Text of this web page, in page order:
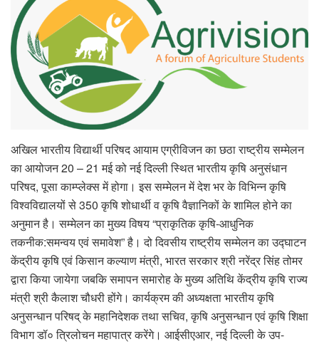
अखिल भारतीय विद्यार्थी परिषद आयाम एग्रीविजन का छठा राष्ट्रीय सम्मेलन
का आयोजन 20 – 21 मई को नई दिल्ली स्थित भारतीय कृषि अनुसंधान
परिषद, पूसा काम्प्लेक्स में होगा। इस सम्मेलन में देश भर के विभिन्न कृषि
विश्वविद्यालयों से 350 कृषि शोधार्थी व कृषि वैज्ञानिकों के शामिल होने का
अनुमान है। सम्मेलन का मुख्य विषय “प्राकृतिक कृषि-आधुनिक
तकनीक:समन्वय एवं समावेश” है। दो दिवसीय राष्ट्रीय सम्मेलन का उद्घाटन
केंद्रीय कृषि एवं किसान कल्याण मंत्री, भारत सरकार श्री नरेंद्र सिंह तोमर
द्वारा किया जायेगा जबकि समापन समारोह के मुख्य अतिथि केंद्रीय कृषि राज्य
मंत्री श्री कैलाश चौधरी होंगे। कार्यक्रम की अध्यक्षता भारतीय कृषि
अनुसन्धान परिषद् के महानिदेशक तथा सचिव, कृषि अनुसन्धान एवं कृषि शिक्षा
विभाग डॉ० त्रिलोचन महापात्र करेंगे। आईसीएआर, नई दिल्ली के उप-